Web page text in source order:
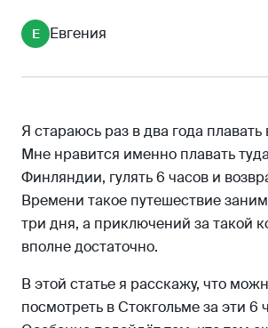
Советы, путешествующим на
Е Евгения
Я стараюсь раз в два года плавать
Мне нравится именно плавать
Финляндии, гулять 6 часов и
Времени такое путешествие
три дня, а приключений за такой
вполне достаточно.
В этой статье я расскажу, что
посмотреть в Стокгольме за эти 6